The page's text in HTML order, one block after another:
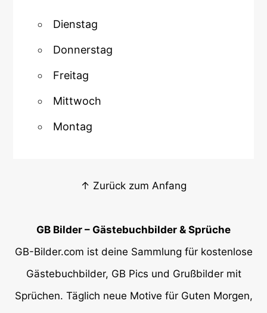
Dienstag
Donnerstag
Freitag
Mittwoch
Montag
↑ Zurück zum Anfang
GB Bilder – Gästebuchbilder & Sprüche
GB-Bilder.com ist deine Sammlung für kostenlose
Gästebuchbilder, GB Pics und Grußbilder mit
Sprüchen. Täglich neue Motive für Guten Morgen,